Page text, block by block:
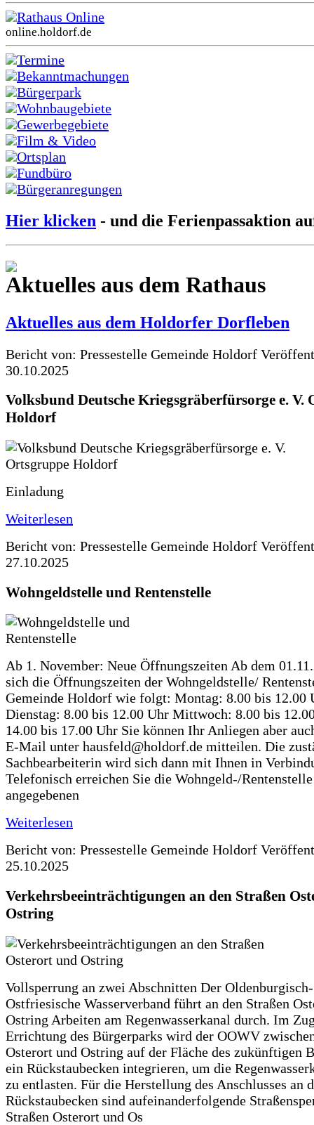
Rathaus Online
online.holdorf.de
Termine
Bekanntmachungen
Bürgerpark
Wohnbaugebiete
Gewerbegebiete
Film & Video
Ortsplan
Fundbüro
Bürgeranregungen
Hier klicken - und die Ferienpassaktion
Aktuelles aus dem Rathaus
Aktuelles aus dem Holdorfer Dorfleben
Bericht von: Pressestelle Gemeinde Holdorf
30.10.2025
Volksbund Deutsche Kriegsgräberfürsorge e. V.
Holdorf
Einladung
Weiterlesen
Bericht von: Pressestelle Gemeinde Holdorf
27.10.2025
Wohngeldstelle und Rentenstelle
Ab 1. November: Neue Öffnungszeiten Ab dem
sich die Öffnungszeiten der Wohngeldstelle/
Gemeinde Holdorf wie folgt: Montag: 8.00 bis 12.00
Dienstag: 8.00 bis 12.00 Uhr Mittwoch: 8.00 bis
14.00 bis 17.00 Uhr Sie können Ihr Anliegen aber
E-Mail unter hausfeld@holdorf.de mitteilen. Die
Sachbearbeiterin wird sich dann mit Ihnen in
Telefonisch erreichen Sie die Wohngeld-/
angegebenen
Weiterlesen
Bericht von: Pressestelle Gemeinde Holdorf
25.10.2025
Verkehrsbeeinträchtigungen an den Straßen
Ostring
Vollsperrung an zwei Abschnitten Der Oldenburgisch-
Ostfriesische Wasserverband führt an den Straßen
Ostring Arbeiten am Regenwasserkanal durch. Im
Errichtung des Bürgerparks wird der OOWV
Osterort und Ostring auf der Fläche des zukünftigen
ein Rückstaubecken integrieren, um die
zu entlasten. Für die Herstellung des Anschlusses an
Rückstaubecken sind aufeinanderfolgende
Straßen Osterort und Os